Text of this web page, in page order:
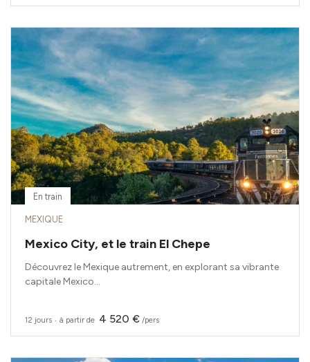
En train
MEXIQUE
Mexico City, et le train El Chepe
Découvrez le Mexique autrement, en explorant sa vibrante
capitale Mexico...
12 jours ‧ à partir de 4 520 € /pers